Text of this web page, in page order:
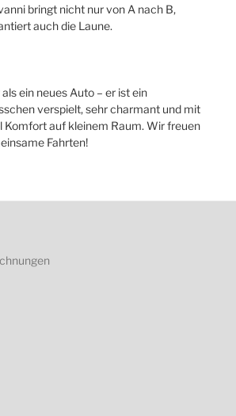
bringt nicht nur von A nach B,
auch die Laune.
ein neues Auto – er ist ein
verspielt, sehr charmant und mit
Komfort auf kleinem Raum. Wir freuen
Fahrten!